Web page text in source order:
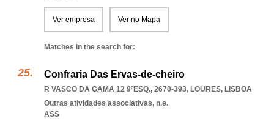
Ver empresa Ver no Mapa
Matches in the search for:
Confraria Das Ervas-de-cheiro
R VASCO DA GAMA 12 9ºESQ., 2670-393, LOURES, LISBOA
Outras atividades associativas, n.e.
ASS